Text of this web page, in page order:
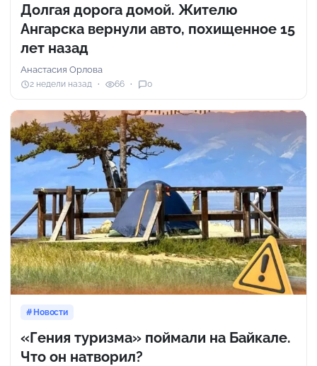
Долгая дорога домой. Жителю
Ангарска вернули авто, похищенное 15
лет назад
Анастасия Орлова
2 недели назад 66 0
Новости
«Гения туризма» поймали на Байкале.
Что он натворил?